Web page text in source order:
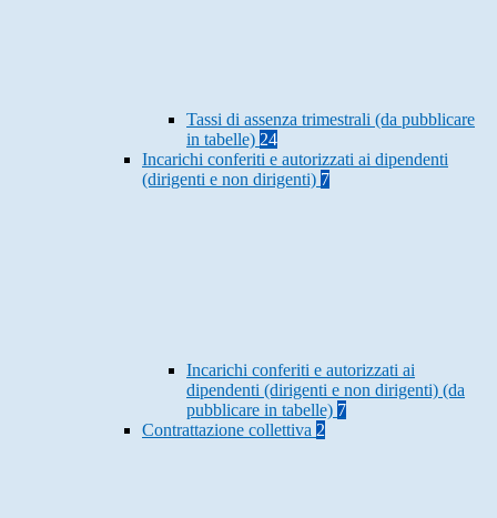
Tassi di assenza trimestrali (da pubblicare
in tabelle) 24
Incarichi conferiti e autorizzati ai dipendenti
(dirigenti e non dirigenti) 7
Incarichi conferiti e autorizzati ai
dipendenti (dirigenti e non dirigenti) (da
pubblicare in tabelle) 7
Contrattazione collettiva 2